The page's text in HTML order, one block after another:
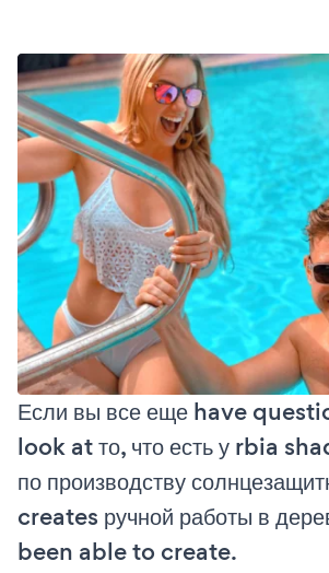
Если вы все еще have
look at то, что есть у rbia
по производству
creates ручной работы в
been able to create.